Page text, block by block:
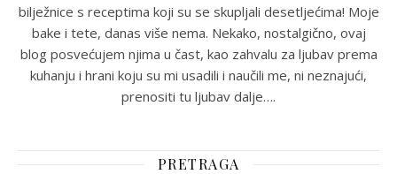
bilježnice s receptima koji su se skupljali desetljećima! Moje
bake i tete, danas više nema. Nekako, nostalgično, ovaj
blog posvećujem njima u čast, kao zahvalu za ljubav prema
kuhanju i hrani koju su mi usadili i naučili me, ni neznajući,
prenositi tu ljubav dalje….
PRETRAGA